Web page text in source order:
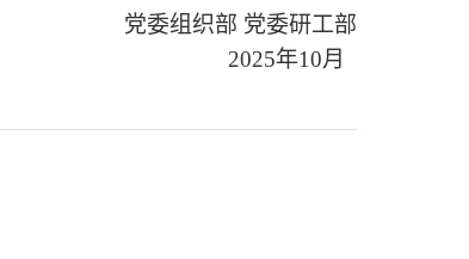
党委组织部 党委研工部
2025年10月